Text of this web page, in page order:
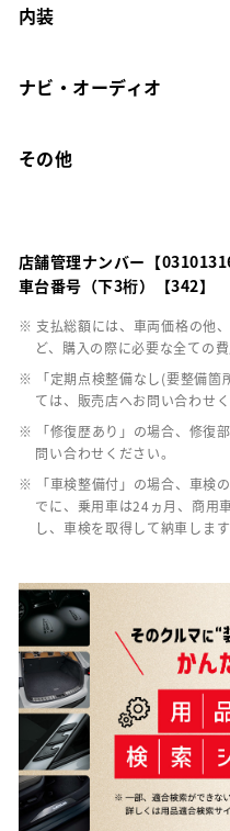
内装
ナビ・オーディオ
その他
店舗管理ナンバー【
車台番号（下3桁）【342】
※ 支払総額には、車両価格の他
ど、購入の際に必要な全ての
※ 「定期点検整備なし(要整備箇
ては、販売店へお問い合わせく
※ 「修復歴あり」の場合、修復
問い合わせください。
※ 「車検整備付」の場合、車検
でに、乗用車は24ヵ月、商用
し、車検を取得して納車しま